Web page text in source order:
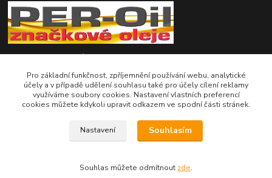
Telefon pro technické dotazy: 775 113 255
Telefon do našeho obchodu : 774 993 479
info@znackoveoleje.cz
Pro základní funkčnost, zpříjemnění používání webu, analytické
účely a v případě udělení souhlasu také pro účely cílení reklamy
využíváme soubory cookies. Nastavení vlastních preferencí
cookies můžete kdykoli upravit odkazem ve spodní části stránek.
Nastavení Souhlasím
Souhlas můžete odmítnout zde.